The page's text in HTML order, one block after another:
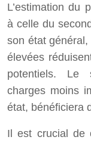
L’estimation du
à celle du
son état
élevées
potentiels. Le
charges moins
état, bénéficiera
Il est crucial de